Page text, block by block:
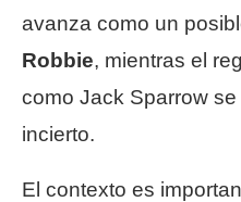
avanza como un
Robbie, mientras el
como Jack Sparrow
incierto.
El contexto es